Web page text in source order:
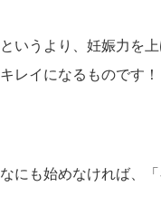
というより、妊娠力を
キレイになるものです！
なにも始めなければ、